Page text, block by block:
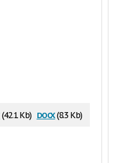
(42.1 Kb) docx(8.3 Kb)